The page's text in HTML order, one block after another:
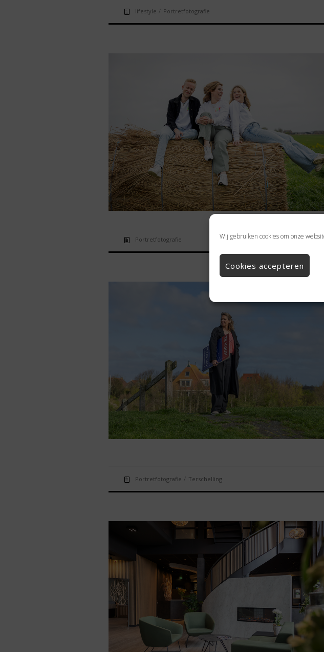
Wij gebruiken cookies om onze
Cookies accepteren
lifestyle / Portretfotografie
Portretfotografie
Portretfotografie / Terschelling